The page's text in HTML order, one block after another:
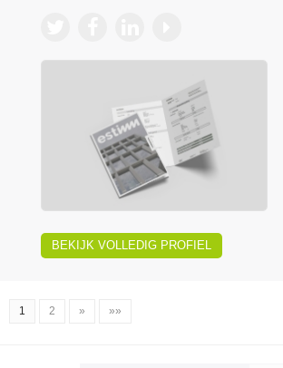
BEKIJK VOLLEDIG PROFIEL
1 2 » »»